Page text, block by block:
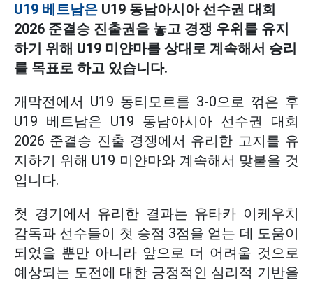
U19 베트남은 U19 동남아시아 선수권 대회
2026 준결승 진출권을 놓고 경쟁 우위를 유지
하기 위해 U19 미얀마를 상대로 계속해서 승리
를 목표로 하고 있습니다.
개막전에서 U19 동티모르를 3-0으로 꺾은 후
U19 베트남은 U19 동남아시아 선수권 대회
2026 준결승 진출 경쟁에서 유리한 고지를 유
지하기 위해 U19 미얀마와 계속해서 맞붙을 것
입니다.
첫 경기에서 유리한 결과는 유타카 이케우치
감독과 선수들이 첫 승점 3점을 얻는 데 도움이
되었을 뿐만 아니라 앞으로 더 어려울 것으로
예상되는 도전에 대한 긍정적인 심리적 기반을